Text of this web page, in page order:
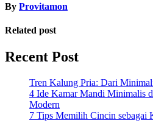
By Provitamon
Related post
Recent Post
Tren Kalung Pria: Dari
4 Ide Kamar Mandi Minimalis
Modern
7 Tips Memilih Cincin sebagai